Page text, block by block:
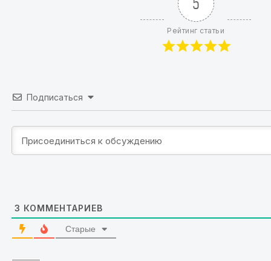
5
Рейтинг статьи
Подписаться
3 КОММЕНТАРИЕВ
Старые